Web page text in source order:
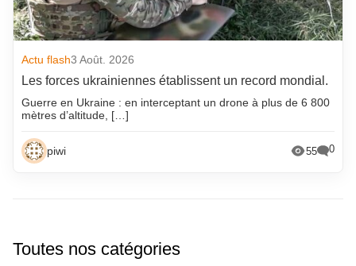
Actu flash3 Août. 2026
Les forces ukrainiennes établissent un record mondial.
Guerre en Ukraine : en interceptant un drone à plus de 6 800
mètres d’altitude, […]
piwi 55 0
Toutes nos catégories